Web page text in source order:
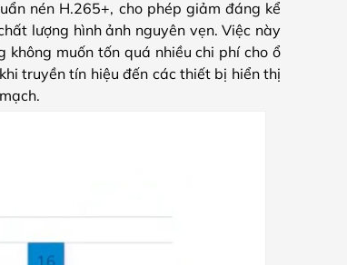
nén H.265+, cho phép giảm đáng kể
lượng hình ảnh nguyên vẹn. Việc này
muốn tốn quá nhiều chi phí cho ổ
truyền tín hiệu đến các thiết bị hiển thị